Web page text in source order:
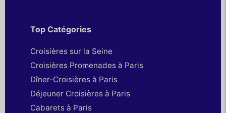
Top Catégories
Croisières sur la Seine
Croisières Promenades à Paris
Dîner-Croisières à Paris
Déjeuner Croisières à Paris
Cabarets à Paris